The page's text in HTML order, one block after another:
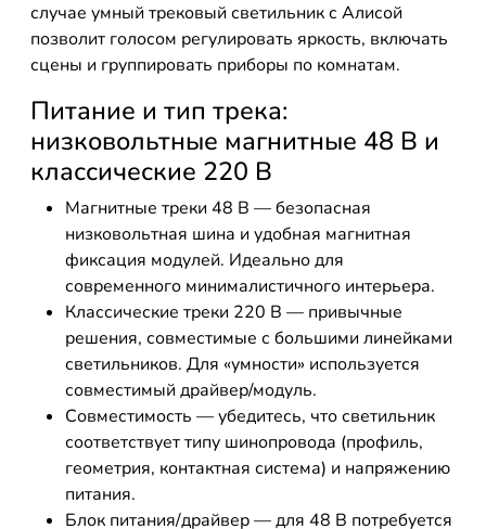
случае умный трековый светильник с Алисой
позволит голосом регулировать яркость, включать
сцены и группировать приборы по комнатам.
Питание и тип трека:
низковольтные магнитные 48 В и
классические 220 В
Магнитные треки 48 В — безопасная
низковольтная шина и удобная магнитная
фиксация модулей. Идеально для
современного минималистичного интерьера.
Классические треки 220 В — привычные
решения, совместимые с большими линейками
светильников. Для «умности» используется
совместимый драйвер/модуль.
Совместимость — убедитесь, что светильник
соответствует типу шинопровода (профиль,
геометрия, контактная система) и напряжению
питания.
Блок питания/драйвер — для 48 В потребуется